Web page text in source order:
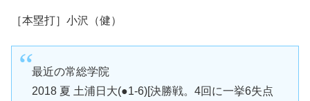
［本塁打］小沢（健）
最近の常総学院
2018 夏 土浦日大(●1-6)[決勝戦。4回に一挙6失点